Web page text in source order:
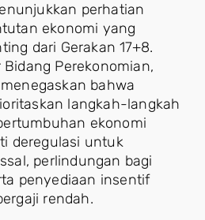
perhatian
ekonomi yang
dari Gerakan 17+8.
Perekonomian,
bahwa
langkah-langkah
ekonomi
deregulasi untuk
perlindungan bagi
penyediaan insentif
rendah.